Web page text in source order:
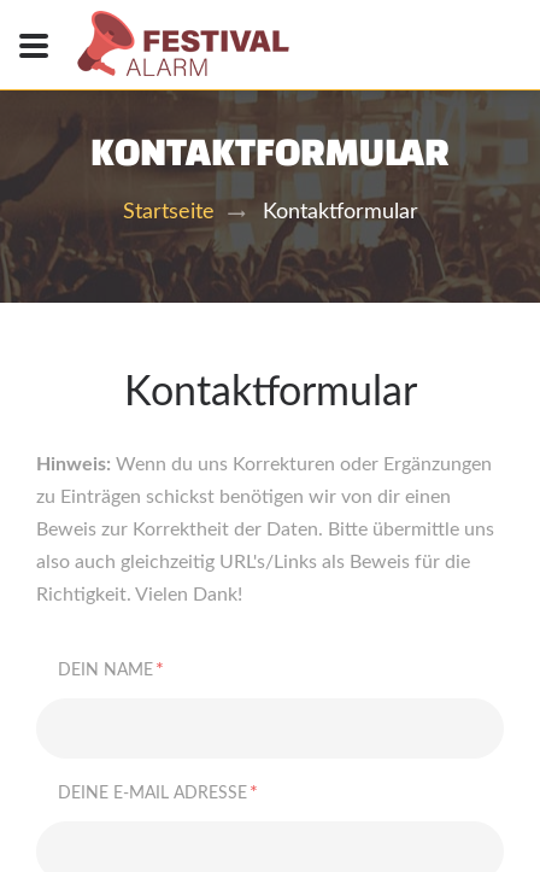
KONTAKTFORMULAR
Startseite Kontaktformular
Kontaktformular
Hinweis: Wenn du uns Korrekturen oder Ergänzungen
zu Einträgen schickst benötigen wir von dir einen
Beweis zur Korrektheit der Daten. Bitte übermittle uns
also auch gleichzeitig URL's/Links als Beweis für die
Richtigkeit. Vielen Dank!
DEIN NAME *
DEINE E-MAIL ADRESSE *